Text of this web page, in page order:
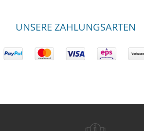
UNSERE ZAHLUNGSARTEN